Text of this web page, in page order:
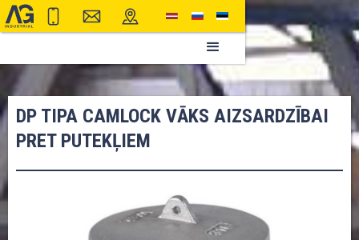
DP TIPA CAMLOCK VĀKS AIZSARDZĪBAI
PRET PUTEKĻIEM